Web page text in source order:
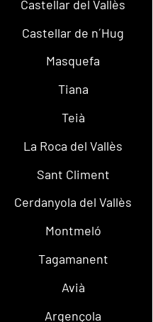
Castellar del Vallès
Castellar de n´Hug
Masquefa
Tiana
Teià
La Roca del Vallès
Sant Climent
Cerdanyola del Vallès
Montmeló
Tagamanent
Avià
Argençola